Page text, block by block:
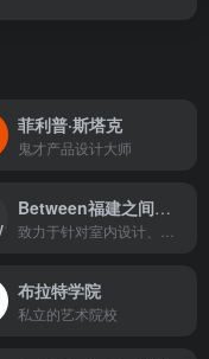
菲利普·斯塔克
鬼才产品设计大师
Between福建之间设计
布拉特学院
私立的艺术院校